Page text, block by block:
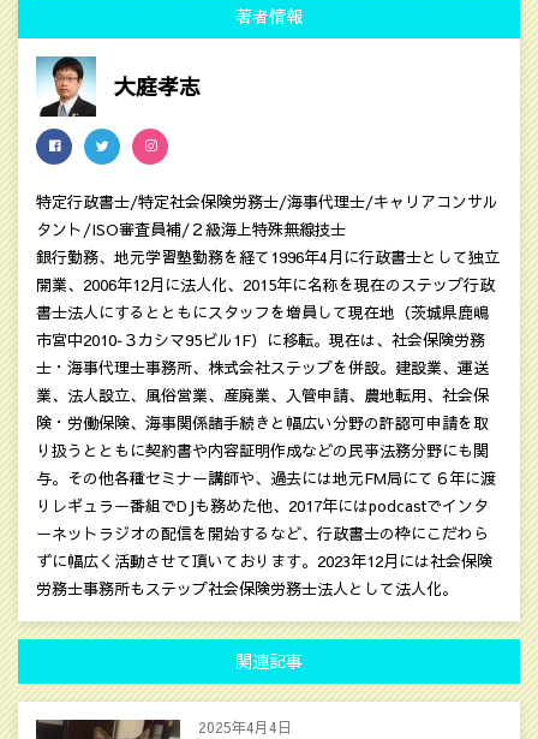
著者情報
大庭孝志
特定行政書士/特定社会保険労務士/海事代理士/キャリアコンサル
タント/ISO審査員補/２級海上特殊無線技士
銀行勤務、地元学習塾勤務を経て1996年4月に行政書士として独立
開業、2006年12月に法人化、2015年に名称を現在のステップ行政
書士法人にするとともにスタッフを増員して現在地（茨城県鹿嶋
市宮中2010‐３カシマ95ビル1F）に移転。現在は、社会保険労務
士・海事代理士事務所、株式会社ステップを併設。建設業、運送
業、法人設立、風俗営業、産廃業、入管申請、農地転用、社会保
険・労働保険、海事関係諸手続きと幅広い分野の許認可申請を取
り扱うとともに契約書や内容証明作成などの民亊法務分野にも関
与。その他各種セミナー講師や、過去には地元FM局にて６年に渡
りレギュラー番組でDJも務めた他、2017年にはpodcastでインタ
ーネットラジオの配信を開始するなど、行政書士の枠にこだわら
ずに幅広く活動させて頂いております。2023年12月には社会保険
労務士事務所もステップ社会保険労務士法人として法人化。
関連記事
2025年4月4日